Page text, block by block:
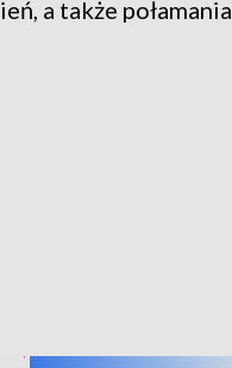
a także połamania